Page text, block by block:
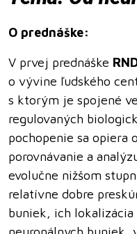
O prednáške:
V prvej prednáške
o vývine ľudského
s ktorým je spojené
regulovaných
pochopenie sa opiera
porovnávanie a
evolučne nižšom
relatívne dobre
buniek, ich